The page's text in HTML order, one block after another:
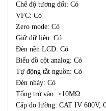
Chế độ tương đối: Có
VFC: Có
Zero mode: Có
Giữ dữ liệu: Có
Đèn nền LCD: Có
Biểu đồ cột analog: Có
Tự động tắt nguồn: Có
Đèn nháy: Có
Tổng trở vào: ≥10MΩ
Cấp đo lường: CAT IV 600V,